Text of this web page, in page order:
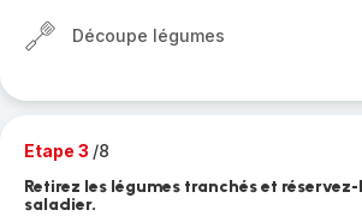
Découpe légumes
Etape 3 /8
Retirez les légumes tranchés et
saladier.